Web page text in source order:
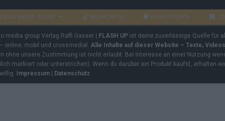
MEDIA GROUP MEDIADATEN HINWEISGEBER
media group Verlag Raffi Gasser | FLASH UP ist deine zuverlässige Quelle für
online, mobil und crossmedial. Alle Inhalte auf dieser Website – Texte,
ohne unsere Zustimmung ist nicht erlaubt. Bei Interesse an einer Nutzung
markiert oder unterstrichen). Wenn du darüber ein Produkt kaufst, erhalten
Impressum | Datenschutz